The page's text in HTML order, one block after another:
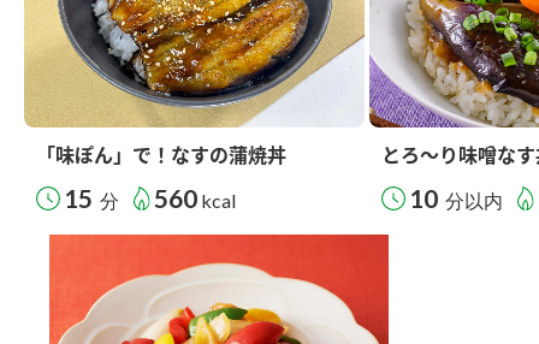
「味ぽん」で！なすの蒲焼丼
15 分 560 kcal
とろ～り味噌な
10 分以内